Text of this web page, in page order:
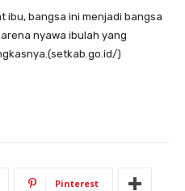
ibu, bangsa ini menjadi bangsa
nyawa ibulah yang
)
Pinterest